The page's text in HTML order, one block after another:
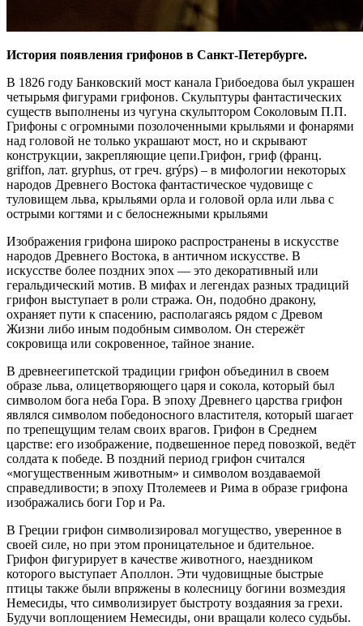
История появления грифонов в Санкт-Петербурге.
В 1826 году Банковский мост канала Грибоедова был украшен
четырьмя фигурами грифонов. Скульптуры фантастических
существ выполнены из чугуна скульптором Соколовым П.П.
Грифоны с огромными позолоченными крыльями и фонарями
над головой не только украшают мост, но и скрывают
конструкции, закрепляющие цепи.Грифон, гриф (франц.
griffon, лат. gryphus, от греч. grýps) – в мифологии некоторых
народов Древнего Востока фантастическое чудовище с
туловищем льва, крыльями орла и головой орла или льва с
острыми когтями и с белоснежными крыльями
Изображения грифона широко распространены в искусстве
народов Древнего Востока, в античном искусстве. В
искусстве более поздних эпох — это декоративный или
геральдический мотив. В мифах и легендах разных традиций
грифон выступает в роли стража. Он, подобно дракону,
охраняет пути к спасению, располагаясь рядом с Древом
Жизни либо иным подобным символом. Он стережёт
сокровища или сокровенное, тайное знание.
В древнеегипетской традиции грифон объединил в своем
образе льва, олицетворяющего царя и сокола, который был
символом бога неба Гора. В эпоху Древнего царства грифон
являлся символом победоносного властителя, который шагает
по трепещущим телам своих врагов. Грифон в Среднем
царстве: его изображение, подвешенное перед повозкой, ведёт
солдата к победе. В поздний период грифон считался
«могущественным животным» и символом воздаваемой
справедливости; в эпоху Птолемеев и Рима в образе грифона
изображались боги Гор и Ра.
В Греции грифон символизировал могущество, уверенное в
своей силе, но при этом проницательное и бдительное.
Грифон фигурирует в качестве животного, наездником
которого выступает Аполлон. Эти чудовищные быстрые
птицы также были впряжены в колесницу богини возмездия
Немесиды, что символизирует быстроту воздаяния за грехи.
Будучи воплощением Немесиды, они вращали колесо судьбы.